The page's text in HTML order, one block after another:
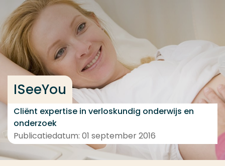
Ga direct naar de content
... > Project
ISeeYou
Cliënt expertise in verloskundig onderwijs en
onderzoek
Publicatiedatum: 01 september 2016
Veel gezocht
Opleiding
Contact